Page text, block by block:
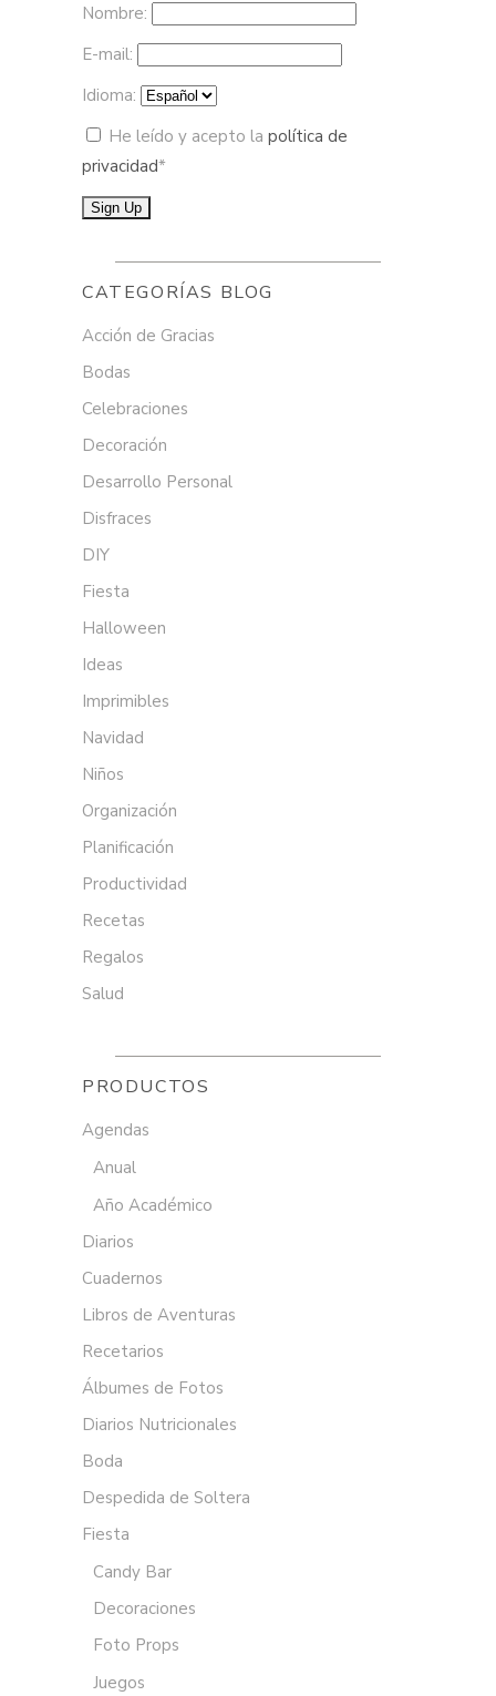
Nombre:
E-mail:
Idioma:
He leído y acepto la política de
privacidad*
CATEGORÍAS BLOG
Acción de Gracias
Bodas
Celebraciones
Decoración
Desarrollo Personal
Disfraces
DIY
Fiesta
Halloween
Ideas
Imprimibles
Navidad
Niños
Organización
Planificación
Productividad
Recetas
Regalos
Salud
PRODUCTOS
Agendas
Anual
Año Académico
Diarios
Cuadernos
Libros de Aventuras
Recetarios
Álbumes de Fotos
Diarios Nutricionales
Boda
Despedida de Soltera
Fiesta
Candy Bar
Decoraciones
Foto Props
Juegos